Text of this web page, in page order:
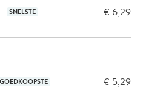
SNELSTE € 6,29
GOEDKOOPSTE € 5,29